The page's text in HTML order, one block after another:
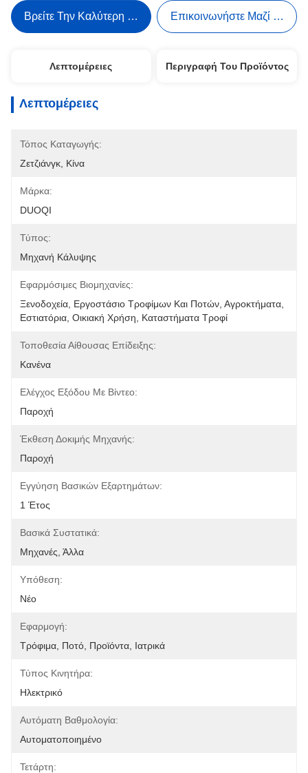
Βρείτε Την Καλύτερη Τιμή Επικοινωνήστε Μαζί Μας
Λεπτομέρειες Περιγραφή Του Προϊόντος
Λεπτομέρειες
Τόπος Καταγωγής:
Ζετζιάνγκ, Κίνα
Μάρκα:
DUOQI
Τύπος:
Μηχανή Κάλυψης
Εφαρμόσιμες Βιομηχανίες:
Ξενοδοχεία, Εργοστάσιο Τροφίμων Και Ποτών, Αγροκτήματα,
Εστιατόρια, Οικιακή Χρήση, Καταστήματα Τροφί
Τοποθεσία Αίθουσας Επίδειξης:
Κανένα
Ελέγχος Εξόδου Με Βίντεο:
Παροχή
Έκθεση Δοκιμής Μηχανής:
Παροχή
Εγγύηση Βασικών Εξαρτημάτων:
1 Έτος
Βασικά Συστατικά:
Μηχανές, Άλλα
Υπόθεση:
Νέο
Εφαρμογή:
Τρόφιμα, Ποτό, Προϊόντα, Ιατρικά
Τύπος Κινητήρα:
Ηλεκτρικό
Αυτόματη Βαθμολογία:
Αυτοματοποιημένο
Τετάρτη: